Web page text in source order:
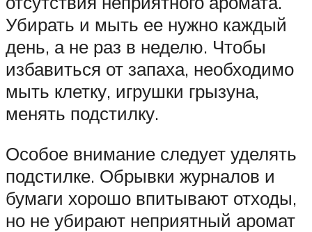
Убирать и мыть ее нужно каждый
день, а не раз в неделю. Чтобы
избавиться от запаха, необходимо
мыть клетку, игрушки грызуна,
менять подстилку.
Особое внимание следует уделять
подстилке. Обрывки журналов и
бумаги хорошо впитывают отходы,
но не убирают неприятный аромат